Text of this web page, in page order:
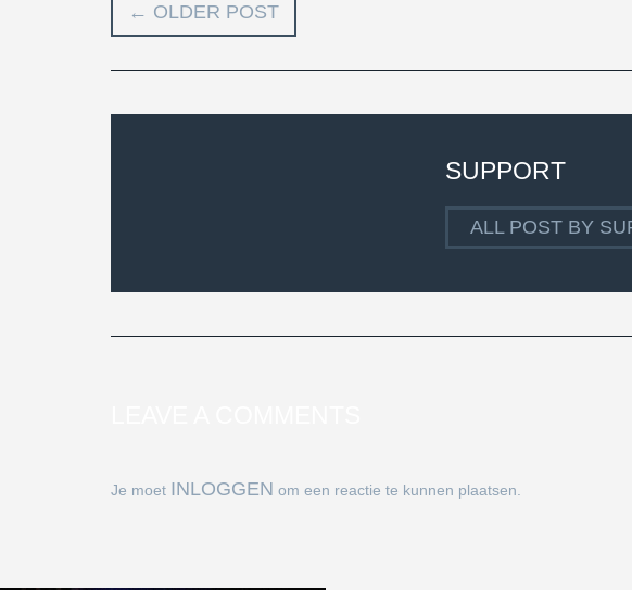
← OLDER POST
SUPPORT
ALL POST BY
Je moet INLOGGEN om een reactie te kunnen plaatsen.